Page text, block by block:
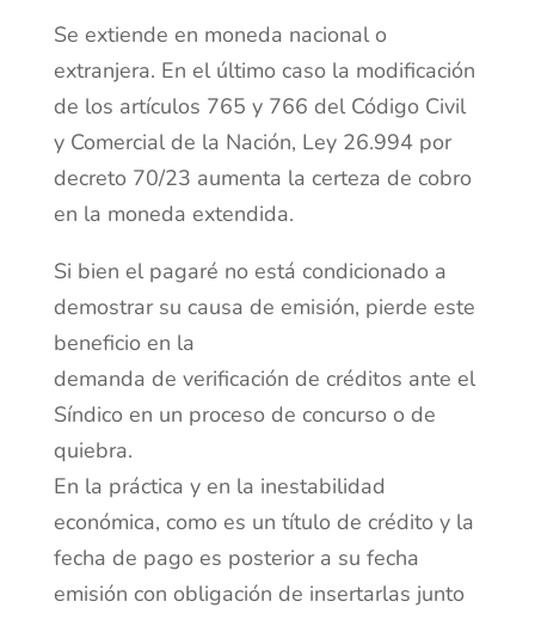
Se extiende en moneda nacional o
extranjera. En el último caso la modificación
de los artículos 765 y 766 del Código Civil
y Comercial de la Nación, Ley 26.994 por
decreto 70/23 aumenta la certeza de cobro
en la moneda extendida.
Si bien el pagaré no está condicionado a
demostrar su causa de emisión, pierde este
beneficio en la
demanda de verificación de créditos ante el
Síndico en un proceso de concurso o de
quiebra.
En la práctica y en la inestabilidad
económica, como es un título de crédito y la
fecha de pago es posterior a su fecha
emisión con obligación de insertarlas junto